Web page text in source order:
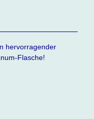
hervorragender
Flasche!